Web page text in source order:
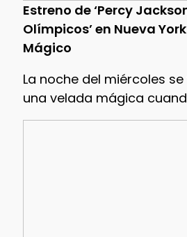
Estreno de ‘Percy
Olímpicos’ en Nueva
Mágico
La noche del miércoles
una velada mágica